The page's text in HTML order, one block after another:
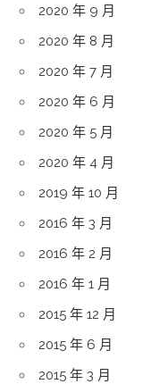
2020 年 9 月
2020 年 8 月
2020 年 7 月
2020 年 6 月
2020 年 5 月
2020 年 4 月
2019 年 10 月
2016 年 3 月
2016 年 2 月
2016 年 1 月
2015 年 12 月
2015 年 6 月
2015 年 3 月